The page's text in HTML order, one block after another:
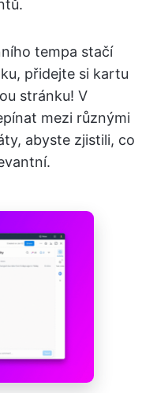
tempa stačí
přidejte si kartu
stránku! V
mezi různými
abyste zjistili, co